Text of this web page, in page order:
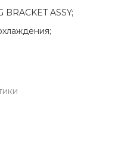
ASSY;